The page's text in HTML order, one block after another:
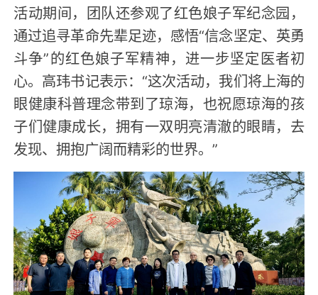
活动期间，团队还参观了红色娘子军纪念园，
通过追寻革命先辈足迹，感悟“信念坚定、英勇
斗争”的红色娘子军精神，进一步坚定医者初
心。高玮书记表示：“这次活动，我们将上海的
眼健康科普理念带到了琼海，也祝愿琼海的孩
子们健康成长，拥有一双明亮清澈的眼睛，去
发现、拥抱广阔而精彩的世界。”